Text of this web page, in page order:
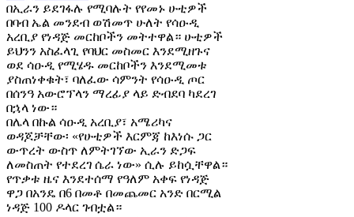
በኢራን ይደገፋሉ የሚባሉት የየመኑ ሁቲዎች
በባብ ኤል መንደብ ወሽመጥ ሁለት የሳዑዲ
አረቢያ የነዳጅ መርከቦችን መትተዋል። ሁቲዎች
ይህንን አስፈላጊ የባህር መስመር እንደሚዘጉና
ወደ ሳዑዲ የሚሄዱ መርከቦችን እንደሚመቱ
ያስጠነቀቁት፣ ባለፈው ሳምንት የሳዑዲ ጦር
በሰንዓ አውሮፕላን ማረፊያ ላይ ድብደባ ካደረገ
በኋላ ነው።
በሌላ በኩል ሳዑዲ አረቢያ፣ አሜሪካና
ወዳጆቻቸው፡ «የሁቲዎች እርምጃ ከእነሱ ጋር
ውጥረት ውስጥ ለምትገኘው ኢራን ድጋፍ
ለመስጠት የተደረገ ሴራ ነው» ሲሉ ይከሷቸዋል።
የጥቃቱ ዜና እንደተሰማ የዓለም አቀፍ የነዳጅ
ዋጋ በአንዴ በ6 በመቶ በመጨመር አንድ በርሚል
ነዳጅ 100 ዶላር ገብቷል።